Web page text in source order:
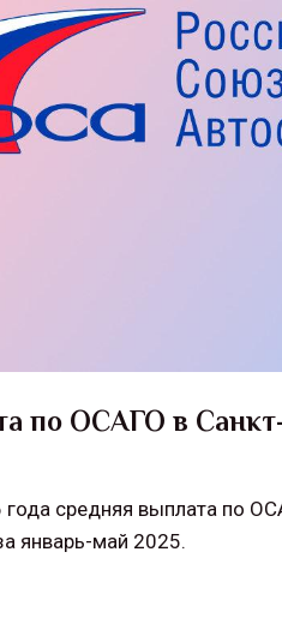
по ОСАГО в
средняя выплата по
январь-май 2025.